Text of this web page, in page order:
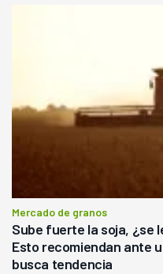
Mercado de granos
Sube fuerte la soja, ¿se
Esto recomiendan ante
busca tendencia